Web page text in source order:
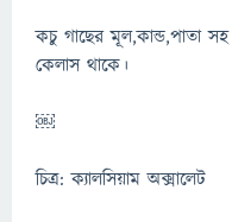
কচু গাছের মূল,কান্ড,পাতা
কেলাস থাকে।
￼
চিত্র: ক্যালসিয়াম অক্সালেট